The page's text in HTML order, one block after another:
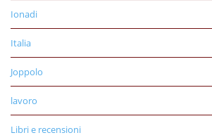
Ionadi
Italia
Joppolo
lavoro
Libri e recensioni